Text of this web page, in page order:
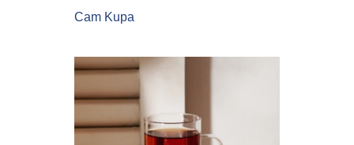
Cam Kupa